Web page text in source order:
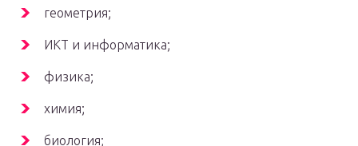
геометрия;
ИКТ и информатика;
физика;
химия;
биология;